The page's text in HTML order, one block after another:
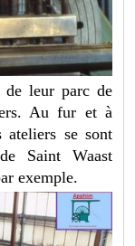
de leur parc de
Au fur et à
ateliers se sont
Saint Waast
exemple.